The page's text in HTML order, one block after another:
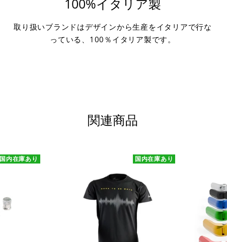
100%イタリア製
取り扱いブランドはデザインから生産をイタリアで行な
っている、100％イタリア製です。
関連商品
国内在庫あり 国内在庫あり